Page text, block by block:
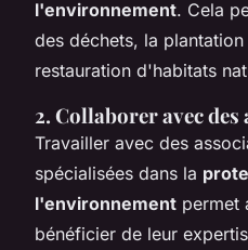
l'environnement. Cela
des déchets, la
restauration d'habitats
2. Collaborer avec
Travailler avec des
spécialisées dans la
l'environnement permet
bénéficier de leur